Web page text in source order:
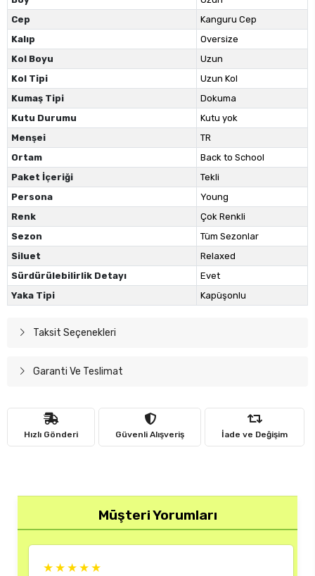
Cep
Kanguru Cep
Kalıp
Oversize
Kol Boyu
Uzun
Kol Tipi
Uzun Kol
Kumaş Tipi
Dokuma
Kutu Durumu
Kutu yok
Menşei
TR
Ortam
Back to School
Paket İçeriği
Tekli
Persona
Young
Renk
Çok Renkli
Sezon
Tüm Sezonlar
Siluet
Relaxed
Sürdürülebilirlik Detayı
Evet
Yaka Tipi
Kapüşonlu
Taksit Seçenekleri
Garanti Ve Teslimat
Hızlı Gönderi Güvenli Alışveriş İade ve Değişim
Müşteri Yorumları
★★★★★